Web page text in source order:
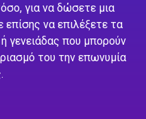
για να δώσετε μια
επίσης να επιλέξετε τα
γενειάδας που μπορούν
του την επωνυμία